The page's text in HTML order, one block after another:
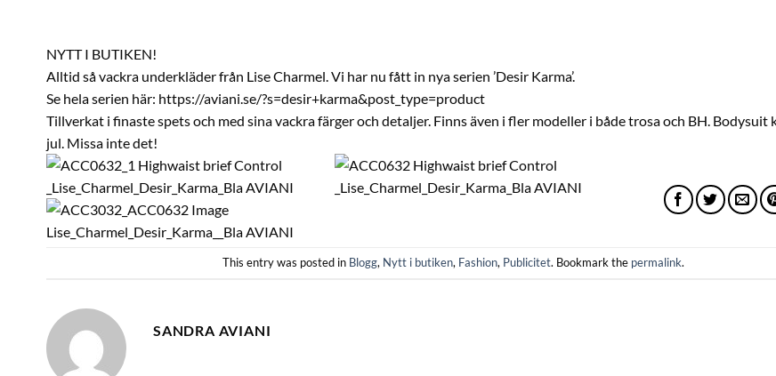
NYTT I BUTIKEN!
Alltid så vackra underkläder från Lise Charmel. Vi har nu fått in nya serien ’Desir Karma’.
Se hela serien här: https://aviani.se/?s=desir+karma&post_type=product
Tillverkat i finaste spets och med sina vackra färger och detaljer. Finns även i fler modeller i både trosa och BH. Bodysuit
jul. Missa inte det!
This entry was posted in Blogg, Nytt i butiken, Fashion, Publicitet. Bookmark the permalink.
SANDRA AVIANI